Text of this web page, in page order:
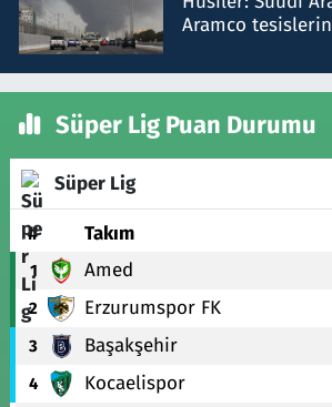
Aramco
Süper Lig Puan Durumu
Süper Lig
# Takım
1 Amed
2 Erzurumspor FK
3 Başakşehir
4 Kocaelispor